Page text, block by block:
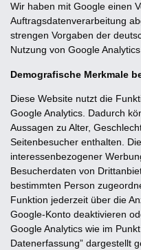
Wir haben mit Google einen
Auftragsdatenverarbeitung
strengen Vorgaben der
Nutzung von Google
Demografische Merkmale
Diese Website nutzt die
Google Analytics. Dadurch
Aussagen zu Alter,
Seitenbesucher enthalten.
interessenbezogener
Besucherdaten von
bestimmten Person
Funktion jederzeit über die
Google-Konto deaktivieren
Google Analytics wie im
Datenerfassung” dargestellt